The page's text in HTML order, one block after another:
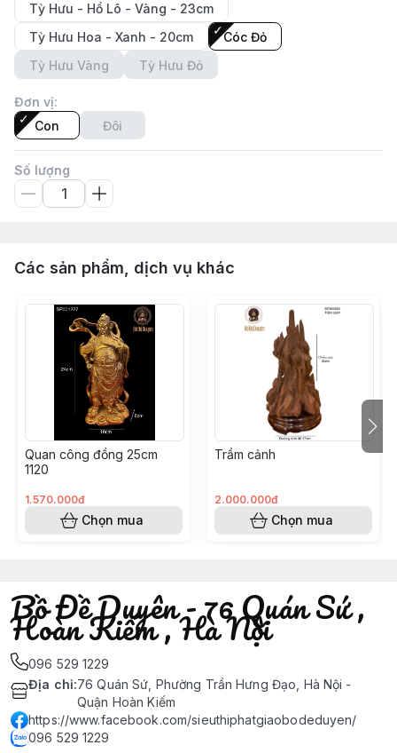
Tỳ Hưu - Hồ Lô - Vàng - 23cm
Tỳ Hưu Hoa - Xanh - 20cm
Cóc Đỏ
Tỳ Hưu Vàng
Tỳ Hưu Đỏ
Đơn vị:
Con
Đôi
Số lượng
Các sản phẩm, dịch vụ khác
Quan công đồng 25cm
1120
1.570.000đ
Chọn mua
Trầm cảnh
2.000.000đ
Chọn mua
Bồ Đề Duyên - 76 Quán Sứ ,
Hoàn Kiếm , Hà Nội
096 529 1229
Địa chỉ:76 Quán Sứ, Phường Trần Hưng Đạo, Hà Nội -
Quận Hoàn Kiếm
https://www.facebook.com/sieuthiphatgiaobodeduyen/
096 529 1229